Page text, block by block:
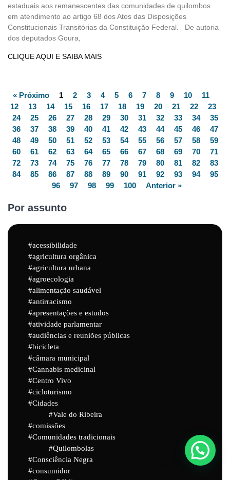
estaduais aos remanescentes das comunidades de quilombos
em atendimento ao artigo 68 dos Atos das Disposições
Constitucionais Transitórias da Constituição Federal. De autoria
dos deputados Goura,
CLIQUE AQUI E SAIBA MAIS
« Próximo 1 2 3 4 5 6 7 8 9 10
11
12
13 14 15 16 17 18 19 20 21 22
23
24
25 26 27 28 29 30 31 32 33 34
35
36
37 38 39 40 41 42 43 44 45 46
47
48
49 50 51 52 53 54 55 56 57 58
59
60
61 62 63 64 65 66 67 68 69 70
71
72
73 74 75 76 77 78 79 80 81 82
83
84
85 86 87 88 89 90 91 92 93 94
95
96
97 98 99 100 Anterior »
Por assunto
acessibilidade
agricultura orgânica
agricultura urbana
agroecologia
alimentação saudável
antirracismo
apresentações e estudos
atividade parlamentar
audiências e reuniões públicas
bicicleta
câmara municipal
Cannabis medicinal
Centro Vivo
cicloturismo
Cidades
Vale do Ribeira
comissões
Comunidades tradicionais
Quilombolas
Consciência Negra
consumidor
Powered byJoinchat